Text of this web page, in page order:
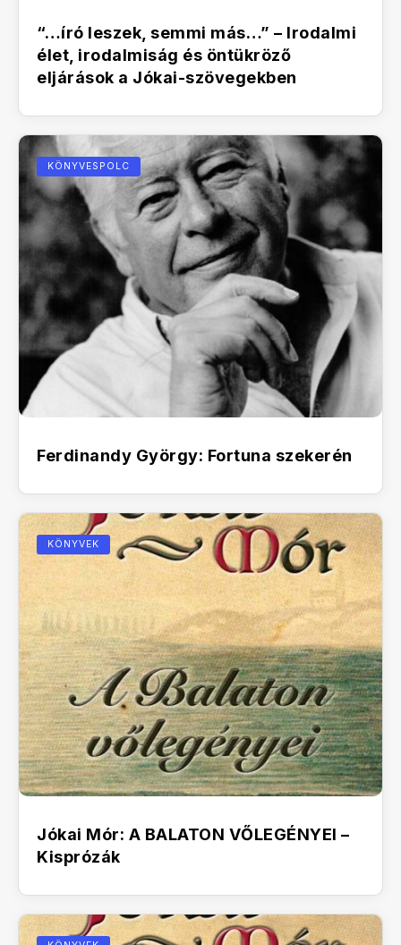
“…író leszek, semmi más…” – Irodalmi
élet, irodalmiság és öntükröző
eljárások a Jókai-szövegekben
KÖNYVESPOLC
Ferdinandy György: Fortuna szekerén
KÖNYVEK
Jókai Mór: A BALATON VŐLEGÉNYEI –
Kisprózák